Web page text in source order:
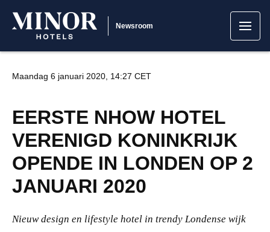
Newsroom
Maandag 6 januari 2020, 14:27 CET
EERSTE NHOW HOTEL
VERENIGD KONINKRIJK
OPENDE IN LONDEN OP 2
JANUARI 2020
Nieuw design en lifestyle hotel in trendy Londense wijk